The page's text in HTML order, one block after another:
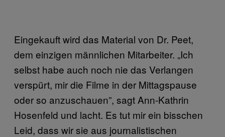
Eingekauft wird das Material von Dr. Peet,
dem einzigen männlichen Mitarbeiter. „Ich
selbst habe auch noch nie das Verlangen
verspürt, mir die Filme in der Mittagspause
oder so anzuschauen”, sagt Ann-Kathrin
Hosenfeld und lacht. Es tut mir ein bisschen
Leid, dass wir sie aus journalistischen